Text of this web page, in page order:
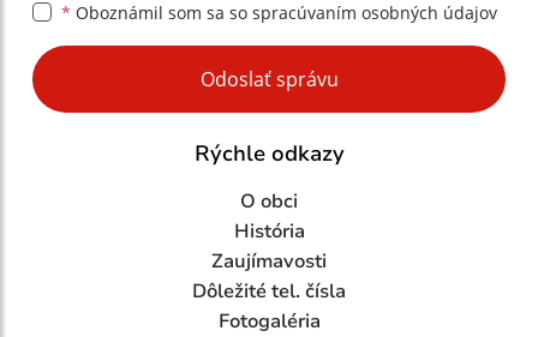
* Oboznámil som sa so spracúvaním osobných údajov
Google reCaptcha Response
Odoslať správu
Rýchle odkazy
O obci
História
Zaujímavosti
Dôležité tel. čísla
Fotogaléria